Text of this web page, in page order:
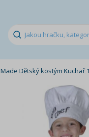
Made Dětský kostým Kuchař